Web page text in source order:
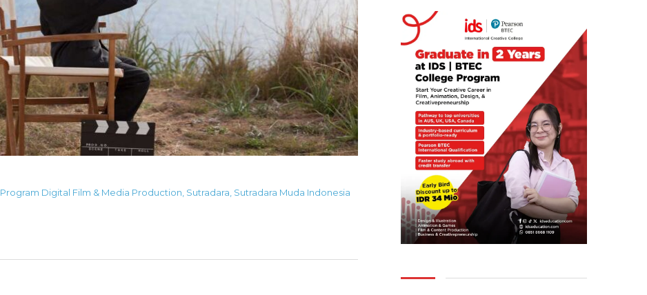
Program Digital Film & Media Production Sutradara Sutradara Muda Indonesia